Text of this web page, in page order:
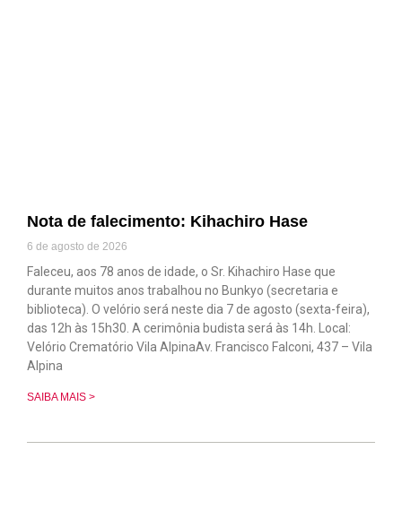
Nota de falecimento: Kihachiro Hase
6 de agosto de 2026
Faleceu, aos 78 anos de idade, o Sr. Kihachiro Hase que
durante muitos anos trabalhou no Bunkyo (secretaria e
biblioteca). O velório será neste dia 7 de agosto (sexta-feira),
das 12h às 15h30. A cerimônia budista será às 14h. Local:
Velório Crematório Vila AlpinaAv. Francisco Falconi, 437 – Vila
Alpina
SAIBA MAIS >